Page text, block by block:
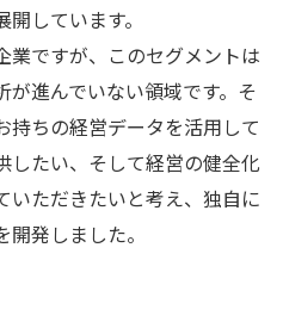
しています。
業ですが、このセグメントは
進んでいない領域です。そ
持ちの経営データを活用して
したい、そして経営の健全化
いただきたいと考え、独自に
発しました。